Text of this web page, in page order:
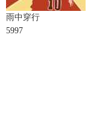
雨中穿行
5997